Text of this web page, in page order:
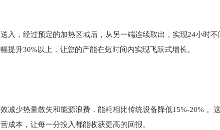
入，经过预定的加热区域后，从另一端连续取出，实现24小时
提升30%以上，让您的产能在短时间内实现飞跃式增长。
减少热量散失和能源浪费，能耗相比传统设备降低15%-20% 。
成本，让每一分投入都能收获更高的回报。